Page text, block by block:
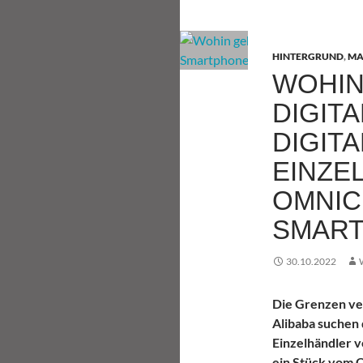
HINTERGRUND,
30.10.2022
Die Grenzen
Alibaba
Einzelhändler